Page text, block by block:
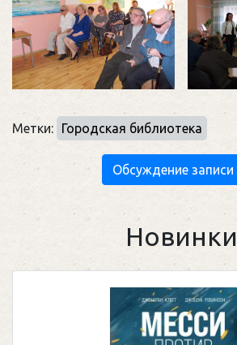
Метки: Городская библиотека
Обсуждение записи
Новинки